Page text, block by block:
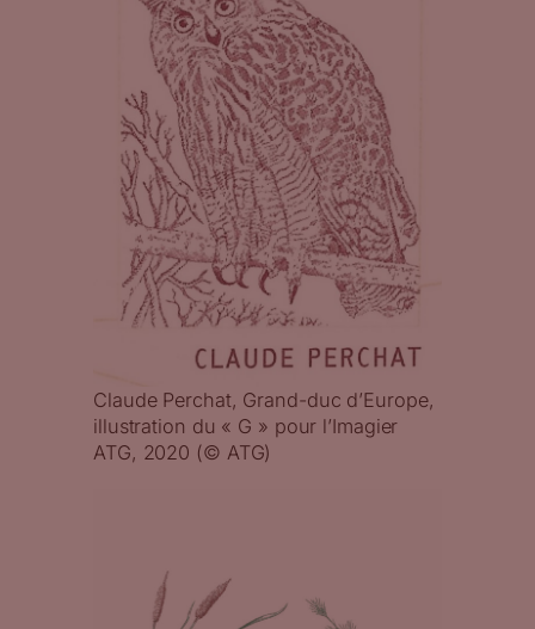
Claude Perchat, Grand-duc d’Europe,
illustration du « G » pour l’Imagier
ATG, 2020 (© ATG)